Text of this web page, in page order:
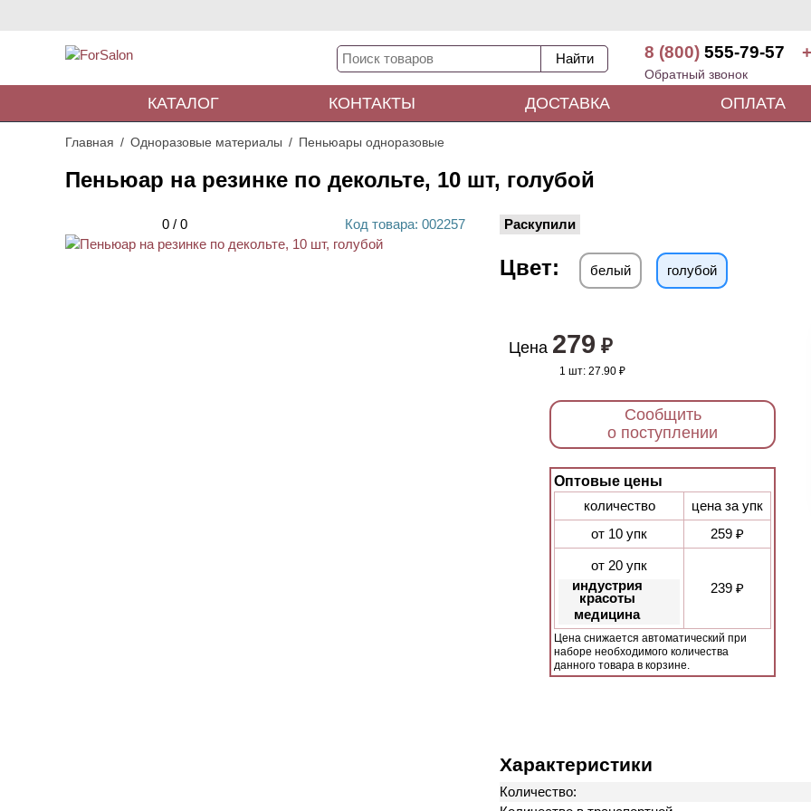
8 (800) 555-79-57
Обратный звонок
КАТАЛОГ КОНТАКТЫ ДОСТАВКА ОПЛАТА
Главная Одноразовые материалы Пеньюары одноразовые
Пеньюар на резинке по декольте, 10 шт, голубой
0 / 0 Код товара: 002257 Раскупили
Цвет: белый голубой
Цена 279 ₽
1 шт: 27.90 ₽
Сообщить
о поступлении
Оптовые цены
количество
цена за упк
от 10 упк
259 ₽
от 20 упк
индустрия
красоты
медицина
239 ₽
Цена снижается автоматический при
наборе необходимого количества
данного товара в корзине.
Характеристики
Количество: